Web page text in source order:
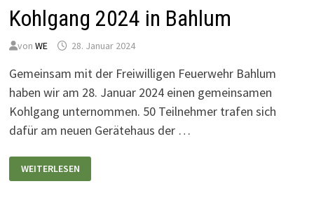
Kohlgang 2024 in Bahlum
von WE 28. Januar 2024
Gemeinsam mit der Freiwilligen Feuerwehr Bahlum
haben wir am 28. Januar 2024 einen gemeinsamen
Kohlgang unternommen. 50 Teilnehmer trafen sich
dafür am neuen Gerätehaus der …
KOHLGANG
2024
IN
WEITERLESEN